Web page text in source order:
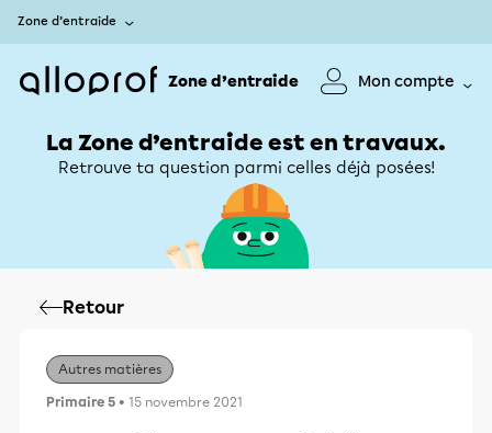
Zone d’entraide
Zone d’entraide Mon compte
La Zone d’entraide est en travaux.
Retrouve ta question parmi celles déjà posées!
Retour
Autres matières
Primaire 5 • 15 novembre 2021